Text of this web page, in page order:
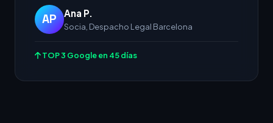
AP Ana P.
Socia, Despacho Legal Barcelona
TOP 3 Google en 45 días